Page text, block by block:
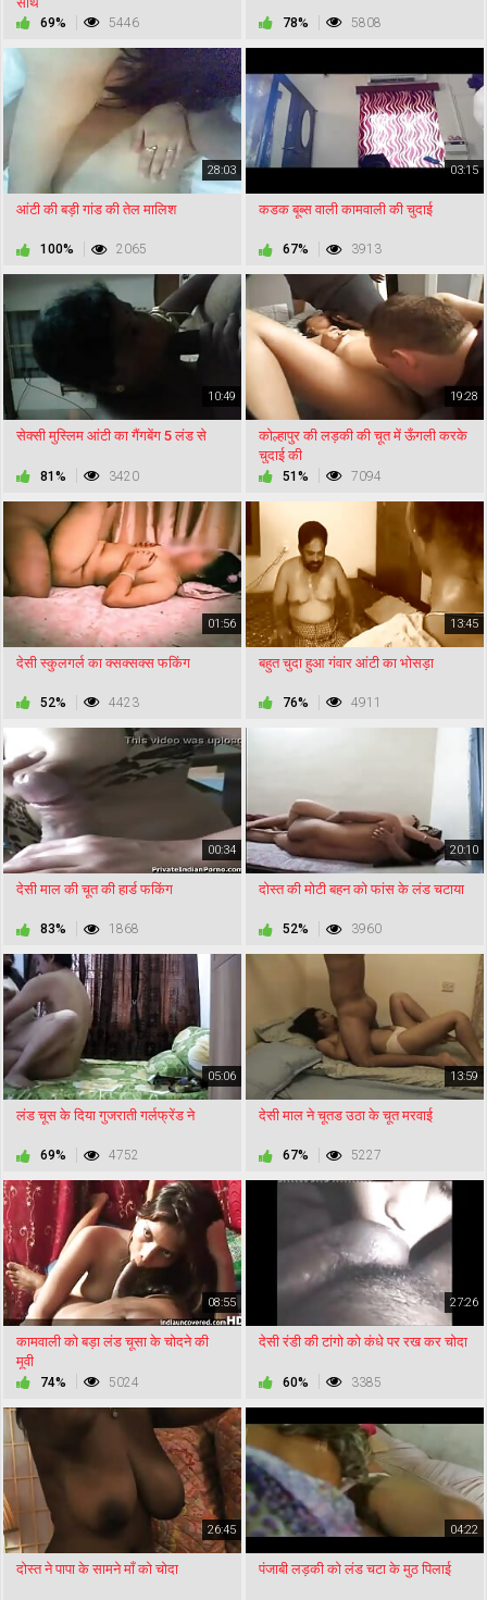
69% 5446 78% 5808
28:03
आंटी की बड़ी गांड की तेल मालिश
100% 2065
03:15
कडक बूब्स वाली कामवाली की चुदाई
67% 3913
10:49
सेक्सी मुस्लिम आंटी का गैंगबेंग 5 लंड से
81% 3420
19:28
कोल्हापुर की लड़की की चूत में ऊँगली करके
चुदाई की
51% 7094
01:56
देसी स्कुलगर्ल का क्सक्सक्स फकिंग
52% 4423
13:45
बहुत चुदा हुआ गंवार आंटी का भोसड़ा
76% 4911
00:34
देसी माल की चूत की हार्ड फकिंग
83% 1868
20:10
दोस्त की मोटी बहन को फांस के लंड चटाया
52% 3960
05:06
लंड चूस के दिया गुजराती गर्लफ्रेंड ने
69% 4752
13:59
देसी माल ने चूतड उठा के चूत मरवाई
67% 5227
08:55
कामवाली को बड़ा लंड चूसा के चोदने की
मूवी
74% 5024
27:26
देसी रंडी की टांगो को कंधे पर रख कर चोदा
60% 3385
26:45
दोस्त ने पापा के सामने माँ को चोदा
04:22
पंजाबी लड़की को लंड चटा के मुठ पिलाई